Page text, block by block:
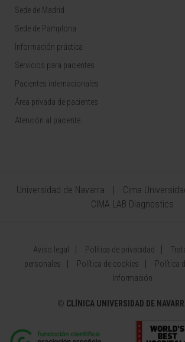
Sede de Madrid
Sede de Pamplona
Información práctica
Servicios para pacientes
Pacientes internacionales
Área privada de pacientes
Atención al paciente
Universidad de Navarra
Cima
CIMA LAB Diagnostics
Aviso legal Política de privacidad
personales
Política de cookies
Política
Información
© CLÍNICA UNIVERSIDAD DE